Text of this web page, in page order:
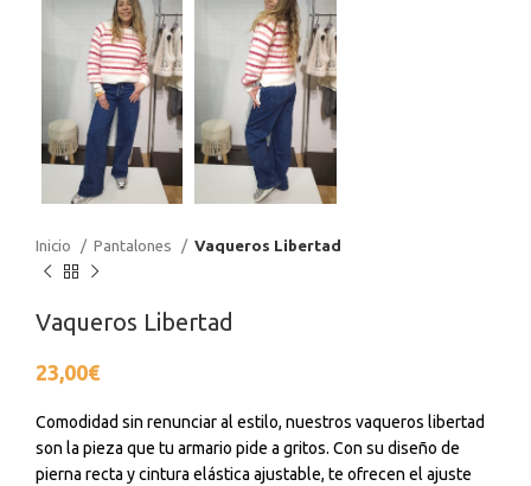
Inicio Pantalones Vaqueros Libertad
Vaqueros Libertad
23,00€
Comodidad sin renunciar al estilo, nuestros vaqueros libertad
son la pieza que tu armario pide a gritos. Con su diseño de
pierna recta y cintura elástica ajustable, te ofrecen el ajuste